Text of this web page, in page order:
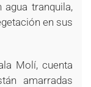
tranquila,
en sus
Molí, cuenta
amarradas